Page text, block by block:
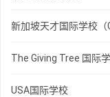
新加坡天才国际学校（
The Giving Tree 国际
USA国际学校